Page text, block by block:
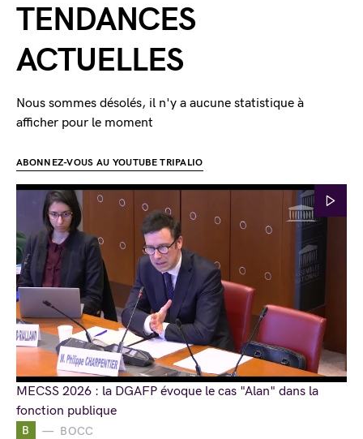
B BOCC
TENDANCES
ACTUELLES
Nous sommes désolés, il n'y a aucune statistique à
afficher pour le moment
ABONNEZ-VOUS AU YOUTUBE TRIPALIO
MECSS 2026 : la DGAFP évoque le cas "Alan" dans la
fonction publique